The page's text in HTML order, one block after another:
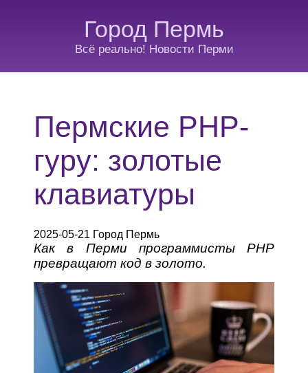
Город Пермь
Всё реально! Новости Перми
Пермские PHP-
гуру: золотые
клавиатуры
2025-05-21 Город Пермь
Как в Перми программисты PHP
превращают код в золото.